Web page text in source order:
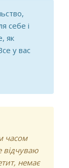
себе і
як
у вас
часом
відчуваю
немає